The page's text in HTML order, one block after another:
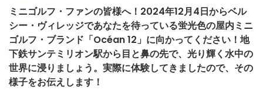
ミニゴルフ・ファンの皆様へ！2024年12月4日からベル
シー・ヴィレッジであなたを待っている蛍光色の屋内ミニ
ゴルフ・ブランド「Océan 12」に向かってください！地
下鉄サンテミリオン駅から目と鼻の先で、光り輝く水中の
世界に浸りましょう。実際に体験してきましたので、その
様子をお伝えします！